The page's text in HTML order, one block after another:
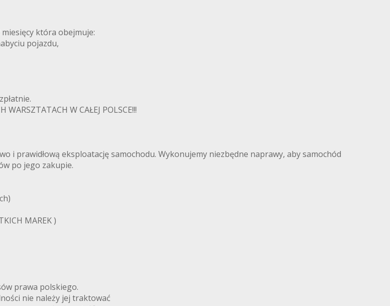
miesięcy która obejmuje:
pojazdu,
WARSZTATACH W CAŁEJ POLSCE!!!
i prawidłową eksploatację samochodu. Wykonujemy niezbędne naprawy, aby samochód
po jego zakupie.
MAREK )
prawa polskiego.
nie należy jej traktować